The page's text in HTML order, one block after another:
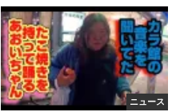
ニュース